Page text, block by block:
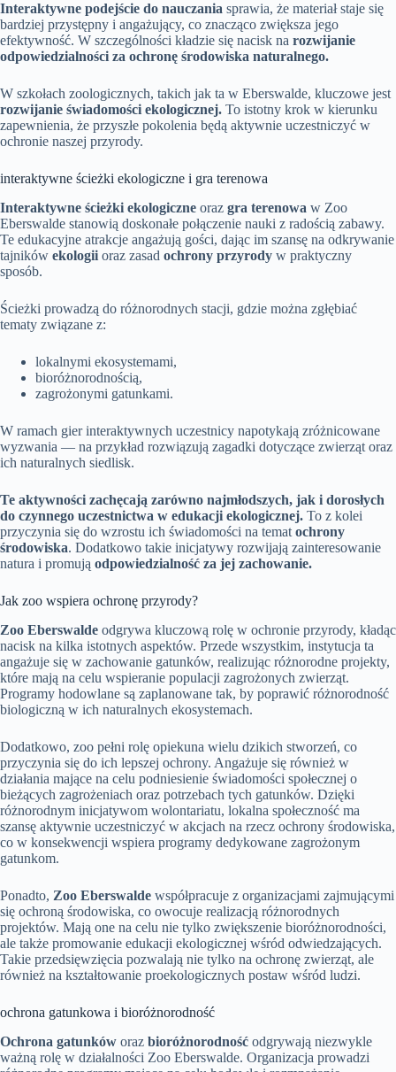
Interaktywne podejście do nauczania sprawia, że materiał staje się
bardziej przystępny i angażujący, co znacząco zwiększa jego
efektywność. W szczególności kładzie się nacisk na rozwijanie
odpowiedzialności za ochronę środowiska naturalnego.
W szkołach zoologicznych, takich jak ta w Eberswalde, kluczowe jest
rozwijanie świadomości ekologicznej. To istotny krok w kierunku
zapewnienia, że przyszłe pokolenia będą aktywnie uczestniczyć w
ochronie naszej przyrody.
interaktywne ścieżki ekologiczne i gra terenowa
Interaktywne ścieżki ekologiczne oraz gra terenowa w Zoo
Eberswalde stanowią doskonałe połączenie nauki z radością zabawy.
Te edukacyjne atrakcje angażują gości, dając im szansę na odkrywanie
tajników ekologii oraz zasad ochrony przyrody w praktyczny
sposób.
Ścieżki prowadzą do różnorodnych stacji, gdzie można zgłębiać
tematy związane z:
lokalnymi ekosystemami,
bioróżnorodnością,
zagrożonymi gatunkami.
W ramach gier interaktywnych uczestnicy napotykają zróżnicowane
wyzwania — na przykład rozwiązują zagadki dotyczące zwierząt oraz
ich naturalnych siedlisk.
Te aktywności zachęcają zarówno najmłodszych, jak i dorosłych
do czynnego uczestnictwa w edukacji ekologicznej. To z kolei
przyczynia się do wzrostu ich świadomości na temat ochrony
środowiska. Dodatkowo takie inicjatywy rozwijają zainteresowanie
natura i promują odpowiedzialność za jej zachowanie.
Jak zoo wspiera ochronę przyrody?
Zoo Eberswalde odgrywa kluczową rolę w ochronie przyrody, kładąc
nacisk na kilka istotnych aspektów. Przede wszystkim, instytucja ta
angażuje się w zachowanie gatunków, realizując różnorodne projekty,
które mają na celu wspieranie populacji zagrożonych zwierząt.
Programy hodowlane są zaplanowane tak, by poprawić różnorodność
biologiczną w ich naturalnych ekosystemach.
Dodatkowo, zoo pełni rolę opiekuna wielu dzikich stworzeń, co
przyczynia się do ich lepszej ochrony. Angażuje się również w
działania mające na celu podniesienie świadomości społecznej o
bieżących zagrożeniach oraz potrzebach tych gatunków. Dzięki
różnorodnym inicjatywom wolontariatu, lokalna społeczność ma
szansę aktywnie uczestniczyć w akcjach na rzecz ochrony środowiska,
co w konsekwencji wspiera programy dedykowane zagrożonym
gatunkom.
Ponadto, Zoo Eberswalde współpracuje z organizacjami zajmującymi
się ochroną środowiska, co owocuje realizacją różnorodnych
projektów. Mają one na celu nie tylko zwiększenie bioróżnorodności,
ale także promowanie edukacji ekologicznej wśród odwiedzających.
Takie przedsięwzięcia pozwalają nie tylko na ochronę zwierząt, ale
również na kształtowanie proekologicznych postaw wśród ludzi.
ochrona gatunkowa i bioróżnorodność
Ochrona gatunków oraz bioróżnorodność odgrywają niezwykle
ważną rolę w działalności Zoo Eberswalde. Organizacja prowadzi